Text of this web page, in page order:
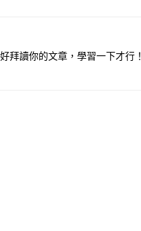
拜讀你的文章，學習一下才行！